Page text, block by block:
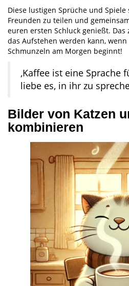
Diese lustigen Sprüche und
Freunden zu teilen und
euren ersten Schluck genießt.
das Aufstehen werden kann,
Schmunzeln am Morgen beginnt!
‚Kaffee ist eine Sprache
liebe es, in ihr zu
Bilder von Katzen
kombinieren